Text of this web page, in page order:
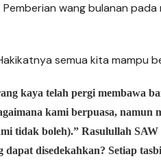
wang bulanan
semua kita mampu
kaya telah pergi membawa
kami berpuasa, namun
tidak boleh).” Rasulullah
disedekahkan? Setiap